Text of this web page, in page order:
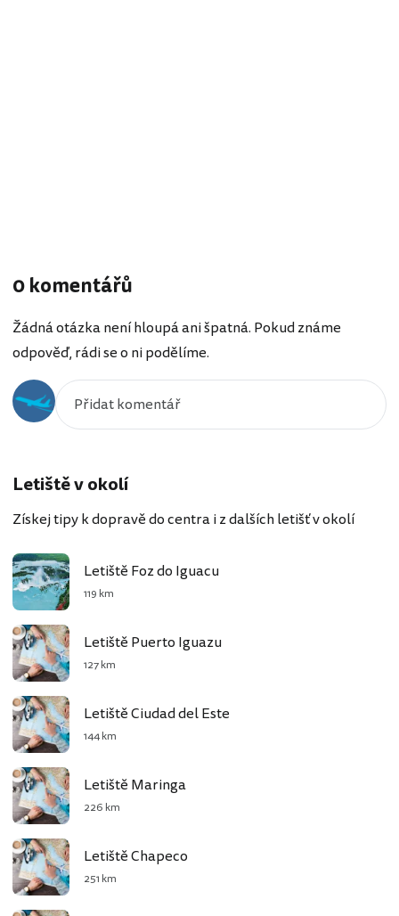
0 komentářů
Žádná otázka není hloupá ani špatná. Pokud známe
odpověď, rádi se o ni podělíme.
Letiště v okolí
Získej tipy k dopravě do centra i z dalších letišť v okolí
Letiště Foz do Iguacu
119 km
Letiště Puerto Iguazu
127 km
Letiště Ciudad del Este
144 km
Letiště Maringa
226 km
Letiště Chapeco
251 km